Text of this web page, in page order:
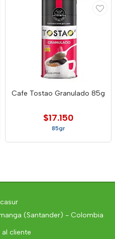
Cafe Tostao Granulado 85g
$17.150
85gr
(Santander) - Colombia
al cliente